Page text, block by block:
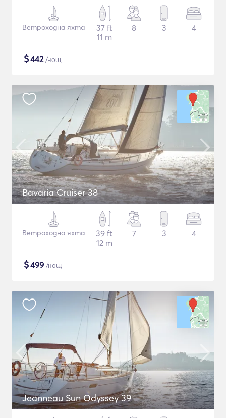
Ветроходна яхта
37 ft
11 m
8 3 4
$442/нощ
Bavaria Cruiser 38
Ветроходна яхта
39 ft
12 m
7 3 4
$499 /нощ
Jeanneau Sun Odyssey 39